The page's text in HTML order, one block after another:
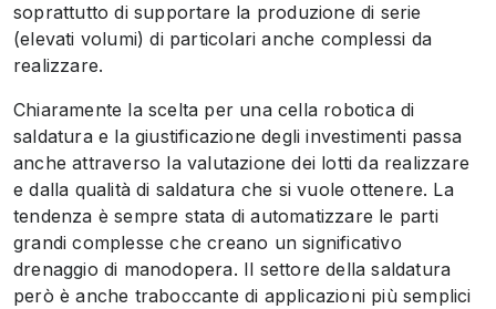
soprattutto di supportare la produzione di serie
(elevati volumi) di particolari anche complessi da
realizzare.
Chiaramente la scelta per una cella robotica di
saldatura e la giustificazione degli investimenti passa
anche attraverso la valutazione dei lotti da realizzare
e dalla qualità di saldatura che si vuole ottenere. La
tendenza è sempre stata di automatizzare le parti
grandi complesse che creano un significativo
drenaggio di manodopera. Il settore della saldatura
però è anche traboccante di applicazioni più semplici